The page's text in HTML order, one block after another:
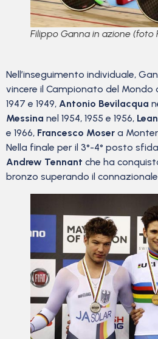
Filippo Ganna in azione (foto
Nell’inseguimento individuale,
vincere il Campionato del Mondo
1947 e 1949, Antonio Bevilacqua
Messina nel 1954, 1955 e 1956,
e 1966, Francesco Moser a
Nella finale per il 3°-4° posto
Andrew Tennant che ha
bronzo superando il connazionale